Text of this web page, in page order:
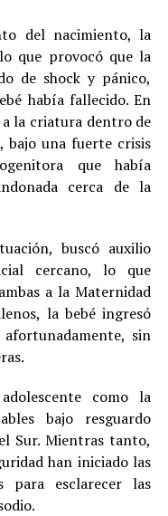
del nacimiento, la
que provocó que la
de shock y pánico,
había fallecido. En
la criatura dentro de
bajo una fuerte crisis
que había
cerca de la
buscó auxilio
cercano, lo que
a la Maternidad
la bebé ingresó
sin
como la
bajo resguardo
Sur. Mientras tanto,
han iniciado las
para esclarecer las